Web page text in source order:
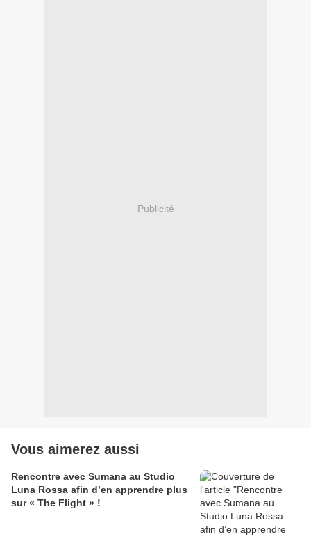
Publicité
Vous aimerez aussi
Rencontre avec Sumana au Studio
Luna Rossa afin d’en apprendre plus
sur « The Flight » !